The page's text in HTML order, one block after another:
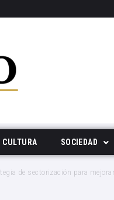
CULTURA SOCIEDAD
de sectorización para